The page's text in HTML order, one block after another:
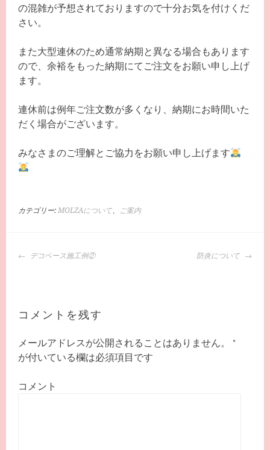
の混雑が予想されておりますので十分お気を付けくだ
さい。
また大型連休のため通常納期と異なる場合もあります
ので、余裕をもった納期にてご注文をお願い申し上げ
ます。
連休前は例年ご注文数が多くなり、納期にお時間いた
だく場合がございます。
みなさまのご理解とご協力をお願い申し上げます
カテゴリー:MOLZAについて、 ご案内
投
ゲ
シ
ョ
デコベース施工例② 防炎について
コメントを残す
メールアドレスが公開されることはありません。
*
が付いている欄は必須項目です
コメント